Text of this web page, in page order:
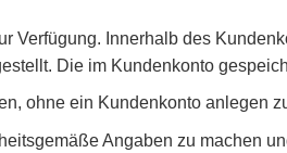
Verfügung. Innerhalb des
Die im Kundenkonto
ohne ein Kundenkonto anlegen
Angaben zu machen